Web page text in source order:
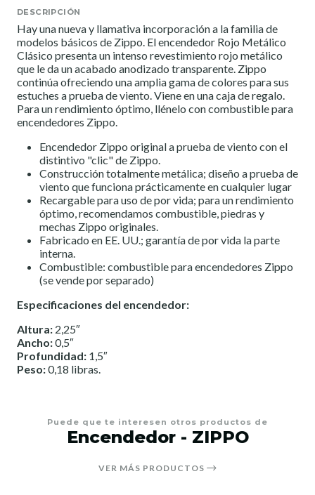
DESCRIPCIÓN
Hay una nueva y llamativa incorporación a la familia de
modelos básicos de Zippo. El encendedor Rojo Metálico
Clásico presenta un intenso revestimiento rojo metálico
que le da un acabado anodizado transparente. Zippo
continúa ofreciendo una amplia gama de colores para sus
estuches a prueba de viento. Viene en una caja de regalo.
Para un rendimiento óptimo, llénelo con combustible para
encendedores Zippo.
Encendedor Zippo original a prueba de viento con el
distintivo "clic" de Zippo.
Construcción totalmente metálica; diseño a prueba de
viento que funciona prácticamente en cualquier lugar
Recargable para uso de por vida; para un rendimiento
óptimo, recomendamos combustible, piedras y
mechas Zippo originales.
Fabricado en EE. UU.; garantía de por vida la parte
interna.
Combustible: combustible para encendedores Zippo
(se vende por separado)
Especificaciones del encendedor:
Altura: 2,25″
Ancho:0,5″
Profundidad: 1,5″
Peso:0,18 libras.
Puede que te interesen otros productos de
Encendedor - ZIPPO
VER MÁS PRODUCTOS